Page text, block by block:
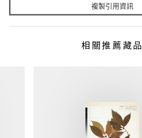
複製引用資訊
相關推薦藏品